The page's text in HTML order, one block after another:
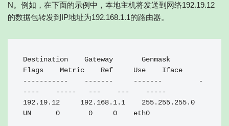
N。例如，在下面的示例中，本地主机将发送到网络192.19.12
的数据包转发到IP地址为192.168.1.1的路由器。
Destination    Gateway       Genmask
Flags    Metric    Ref     Use    Iface
-----------    -------     -------         -
----    -----   ---    ---    -----
192.19.12     192.168.1.1    255.255.255.0
UN      0       0     0    eth0